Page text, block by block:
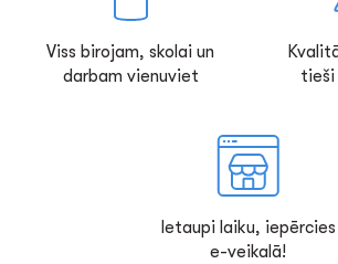
Viss birojam, skolai un
darbam vienuviet
tieši
Ietaupi laiku, iepērcies
e-veikalā!